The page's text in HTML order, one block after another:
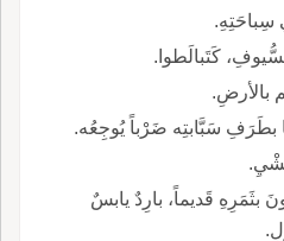
سِباحَتِهِ.
كَتَبالَطوا.
بالأرضِ.
بطَرَفِ سَبَّابتِه ضَرْباً يُوجِعُه.
بثَمَرِهِ قَديماً، بارِدٌ يابسٌ